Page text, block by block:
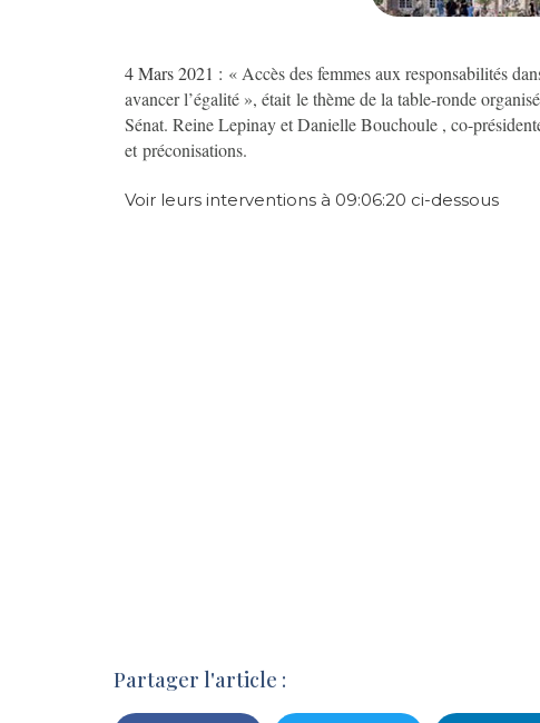
4 Mars 2021 : « Accès des femmes aux responsabilités
avancer l’égalité », était le thème de la table-ronde
Sénat. Reine Lepinay et Danielle Bouchoule , co-
et préconisations.
Voir leurs interventions à 09:06:20 ci-dessous
Partager l'article :